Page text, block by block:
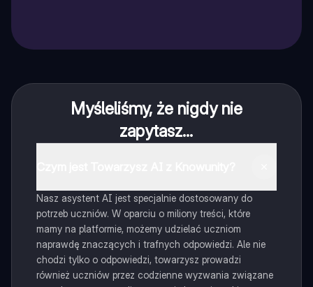
Myśleliśmy, że nigdy nie
zapytasz...
Nasz asystent AI jest specjalnie dostosowany do
potrzeb uczniów. W oparciu o miliony treści, które
mamy na platformie, możemy udzielać uczniom
naprawdę znaczących i trafnych odpowiedzi. Ale nie
chodzi tylko o odpowiedzi, towarzysz prowadzi
również uczniów przez codzienne wyzwania związane